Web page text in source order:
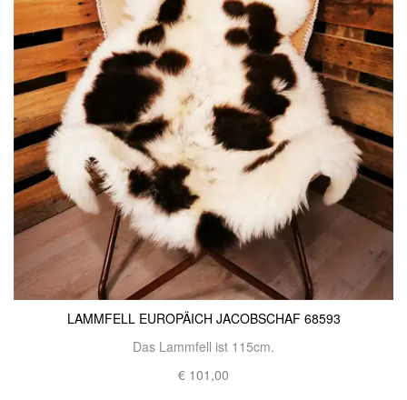
LAMMFELL EUROPÄICH JACOBSCHAF 68593
Das Lammfell ist 115cm.
€ 101,00